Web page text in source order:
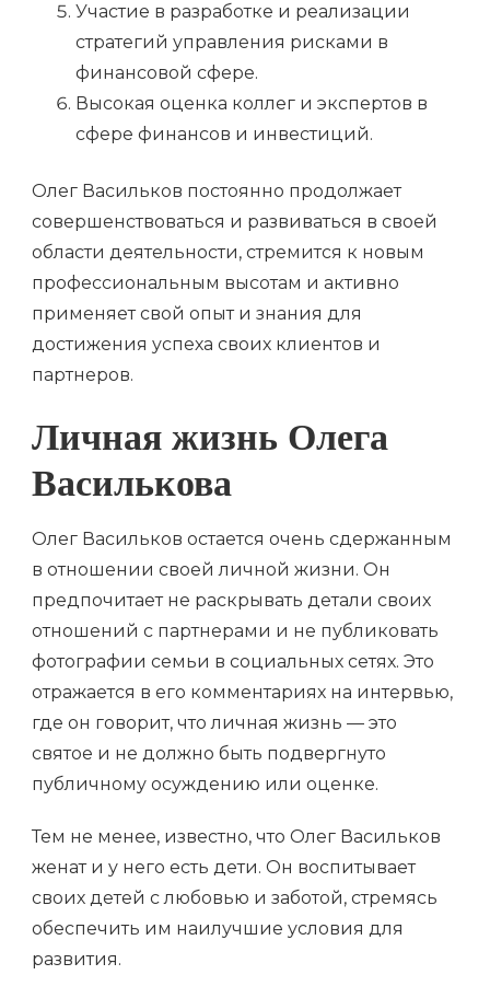
Участие в разработке и реализации
стратегий управления рисками в
финансовой сфере.
Высокая оценка коллег и экспертов в
сфере финансов и инвестиций.
Олег Васильков постоянно продолжает
совершенствоваться и развиваться в своей
области деятельности, стремится к новым
профессиональным высотам и активно
применяет свой опыт и знания для
достижения успеха своих клиентов и
партнеров.
Личная жизнь Олега
Василькова
Олег Васильков остается очень сдержанным
в отношении своей личной жизни. Он
предпочитает не раскрывать детали своих
отношений с партнерами и не публиковать
фотографии семьи в социальных сетях. Это
отражается в его комментариях на интервью,
где он говорит, что личная жизнь — это
святое и не должно быть подвергнуто
публичному осуждению или оценке.
Тем не менее, известно, что Олег Васильков
женат и у него есть дети. Он воспитывает
своих детей с любовью и заботой, стремясь
обеспечить им наилучшие условия для
развития.